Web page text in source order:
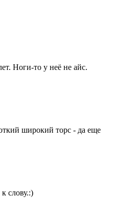
Ноги-то у неё не айс.
широкий торс - да еще
слову.:)